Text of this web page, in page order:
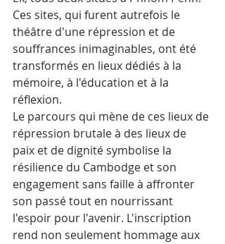
Ces sites, qui furent autrefois le
théâtre d'une répression et de
souffrances inimaginables, ont été
transformés en lieux dédiés à la
mémoire, à l'éducation et à la
réflexion.
Le parcours qui mène de ces lieux de
répression brutale à des lieux de
paix et de dignité symbolise la
résilience du Cambodge et son
engagement sans faille à affronter
son passé tout en nourrissant
l'espoir pour l'avenir. L'inscription
rend non seulement hommage aux